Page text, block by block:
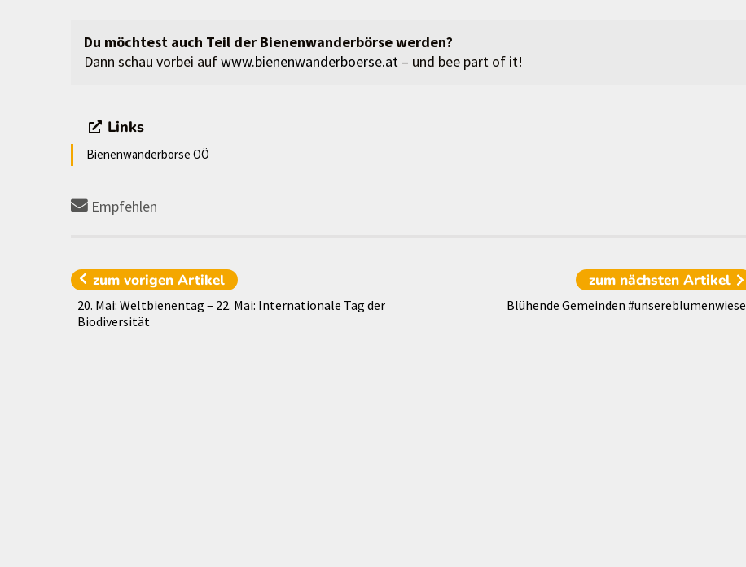
Du möchtest auch Teil der Bienenwanderbörse werden?
Dann schau vorbei aufwww.bienenwanderboerse.at – und bee part of it!
Links
Bienenwanderbörse OÖ
Empfehlen
zum vorigenArtikel
20. Mai: Weltbienentag – 22. Mai: Internationale Tag der
Biodiversität
zum nächsten Artikel
Blühende Gemeinden #unsereblumenwiese